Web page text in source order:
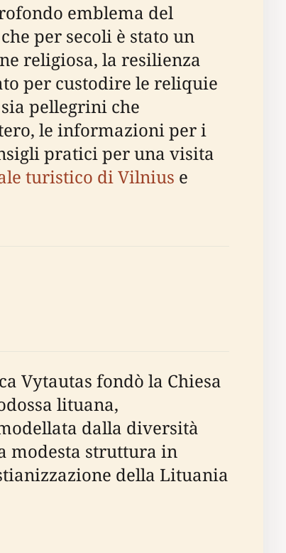
emblema del
per secoli è stato un
religiosa, la resilienza
per custodire le reliquie
pellegrini che
le informazioni per i
pratici per una visita
turistico di Vilnius e
Vytautas fondò la Chiesa
lituana,
dalla diversità
modesta struttura in
della Lituania